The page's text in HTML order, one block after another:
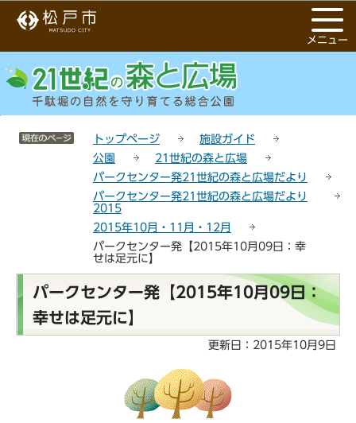
ー
ジ
先
メ
ニ
ー
メニュー
サイトメニューここまで
トップページ
施設ガイド
公園
21世紀の森と広場
パークセンター発21世紀の森と広場だより
パークセンター発21世紀の森と広場だより
2015
2015年10月・11月・12月
パークセンター発【2015年10月09日：幸
せは足元に】
文
こ
パークセンター発【2015年10月09日：
幸せは足元に】
更新日：2015年10月9日